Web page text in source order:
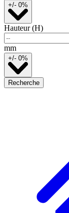
+/- 0%
Hauteur (H)
mm
+/- 0%
Recherche